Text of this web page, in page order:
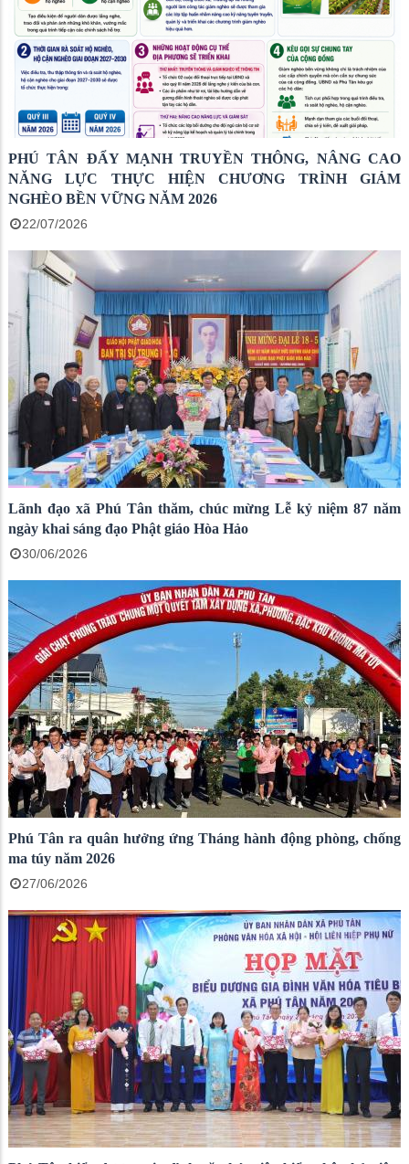
PHÚ TÂN ĐẨY MẠNH TRUYỀN THÔNG, NÂNG CAO
NĂNG LỰC THỰC HIỆN CHƯƠNG TRÌNH GIẢM
NGHÈO BỀN VỮNG NĂM 2026
22/07/2026
Lãnh đạo xã Phú Tân thăm, chúc mừng Lễ kỷ niệm 87 năm
ngày khai sáng đạo Phật giáo Hòa Hảo
30/06/2026
Phú Tân ra quân hưởng ứng Tháng hành động phòng, chống
ma túy năm 2026
27/06/2026